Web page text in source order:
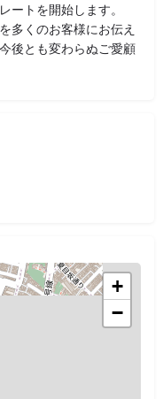
ートを開始します。
多くのお客様にお伝え
後とも変わらぬご愛顧
+
−